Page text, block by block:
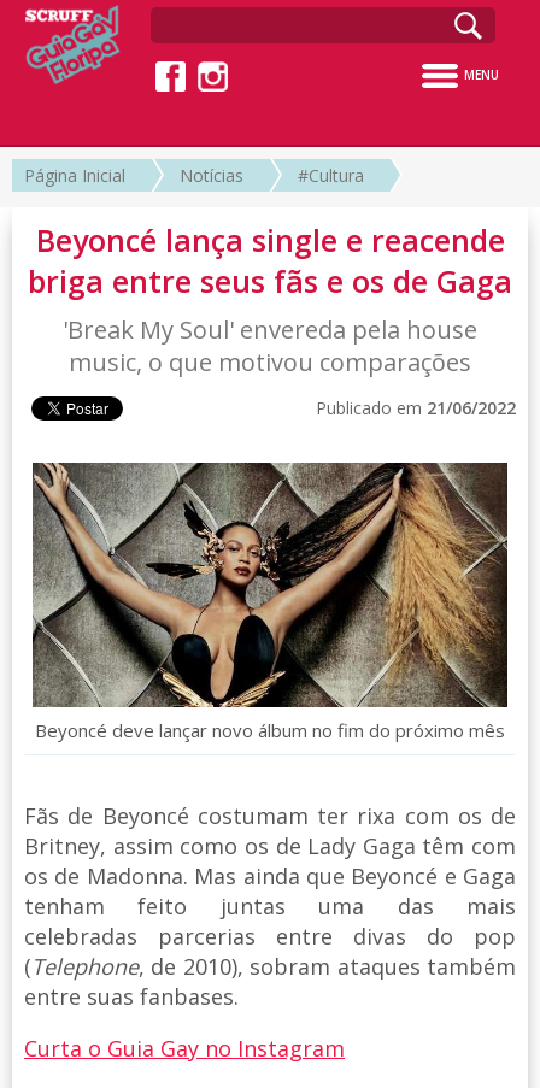
MENU
Página Inicial Notícias #Cultura
Beyoncé lança single e reacende
briga entre seus fãs e os de Gaga
'Break My Soul' envereda pela house
music, o que motivou comparações
Publicado em 21/06/2022
Beyoncé deve lançar novo álbum no fim do próximo mês
Fãs de Beyoncé costumam ter rixa com os de
Britney, assim como os de Lady Gaga têm com
os de Madonna. Mas ainda que Beyoncé e Gaga
tenham feito juntas uma das mais
celebradas parcerias entre divas do pop
(Telephone, de 2010), sobram ataques também
entre suas fanbases.
Curta o Guia Gay no Instagram